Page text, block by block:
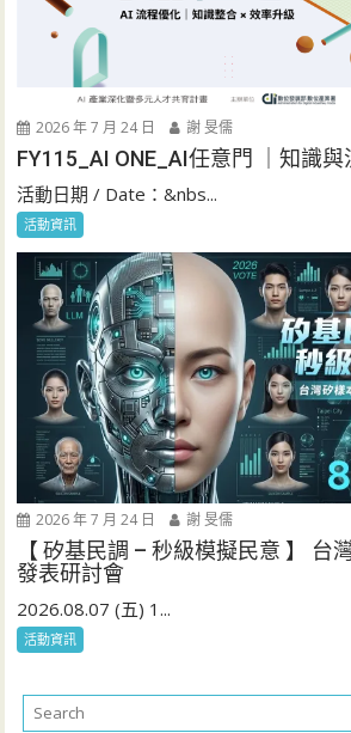
2026 年 7 月 24 日 謝 旻儒
FY115_AI ONE_AI任意門 ｜知識
活動日期 / Date：&nbs...
活動資訊
2026 年 7 月 24 日 謝 旻儒
【 矽基民調 – 秒級模擬民意 】 台
發表研討會
2026.08.07 (五) 1...
活動資訊